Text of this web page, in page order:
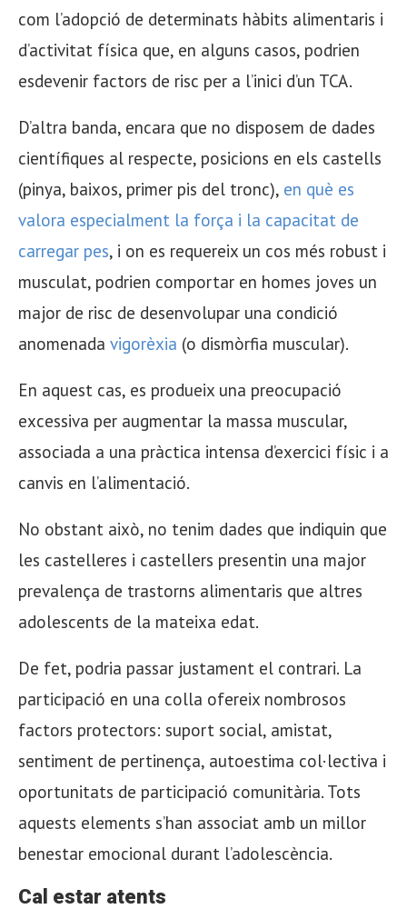
com l’adopció de determinats hàbits alimentaris i
d’activitat física que, en alguns casos, podrien
esdevenir factors de risc per a l’inici d’un TCA.
D’altra banda, encara que no disposem de dades
científiques al respecte, posicions en els castells
(pinya, baixos, primer pis del tronc), en què es
valora especialment la força i la capacitat de
carregar pes, i on es requereix un cos més robust i
musculat, podrien comportar en homes joves un
major de risc de desenvolupar una condició
anomenada vigorèxia (o dismòrfia muscular).
En aquest cas, es produeix una preocupació
excessiva per augmentar la massa muscular,
associada a una pràctica intensa d’exercici físic i a
canvis en l’alimentació.
No obstant això, no tenim dades que indiquin que
les castelleres i castellers presentin una major
prevalença de trastorns alimentaris que altres
adolescents de la mateixa edat.
De fet, podria passar justament el contrari. La
participació en una colla ofereix nombrosos
factors protectors: suport social, amistat,
sentiment de pertinença, autoestima col·lectiva i
oportunitats de participació comunitària. Tots
aquests elements s’han associat amb un millor
benestar emocional durant l’adolescència.
Cal estar atents